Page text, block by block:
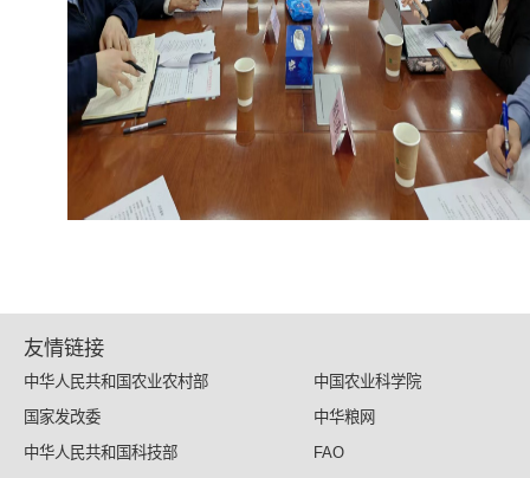
友情链接
中华人民共和国农业农村部
中国农业科学院
国家发改委
中华粮网
中华人民共和国科技部
FAO